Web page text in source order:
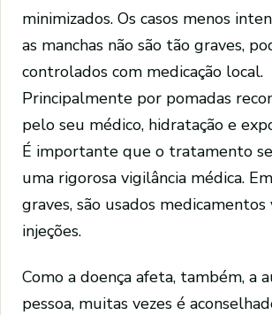
minimizados. Os casos menos
as manchas não são tão graves,
controlados com medicação local.
Principalmente por pomadas
pelo seu médico, hidratação e
É importante que o tratamento
uma rigorosa vigilância médica.
graves, são usados
injeções.
Como a doença afeta, também, a
pessoa, muitas vezes é